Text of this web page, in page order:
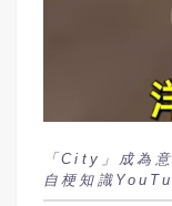
「City」成為
自梗知識